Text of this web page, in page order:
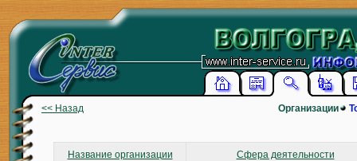
<< Назад Организации
Название организации Сфера деятельности